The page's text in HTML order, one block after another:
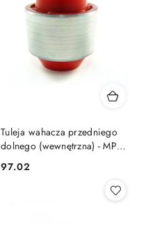
Tuleja wahacza przedniego
dolnego (wewnętrzna) - MPBS:
0603013
Cena:
97.02